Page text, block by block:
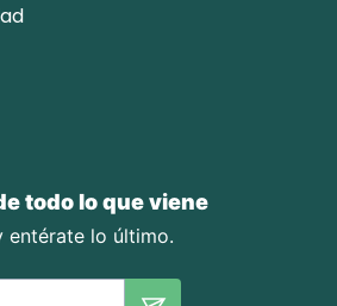
todo lo que viene
entérate lo último.